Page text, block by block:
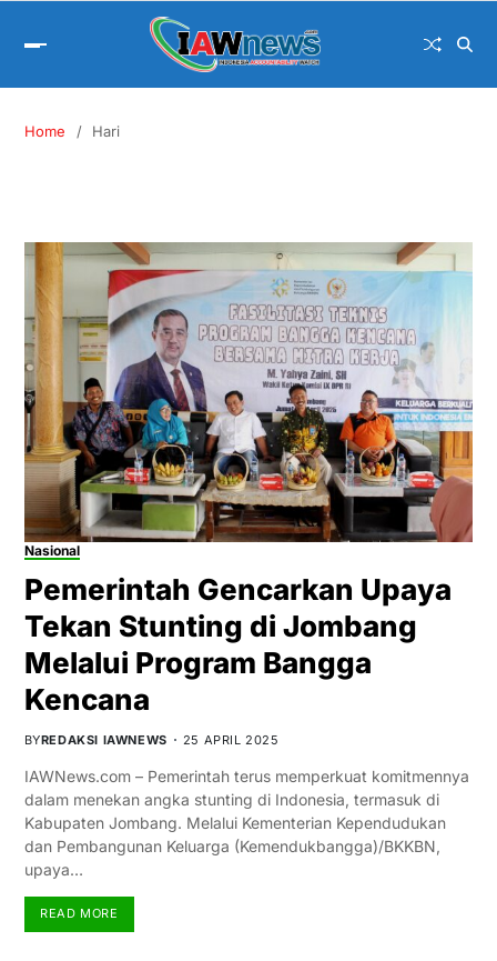
Home Hari
Nasional
Pemerintah Gencarkan Upaya
Tekan Stunting di Jombang
Melalui Program Bangga
Kencana
BYREDAKSI IAWNEWS 25 APRIL 2025
IAWNews.com – Pemerintah terus memperkuat komitmennya
dalam menekan angka stunting di Indonesia, termasuk di
Kabupaten Jombang. Melalui Kementerian Kependudukan
dan Pembangunan Keluarga (Kemendukbangga)/BKKBN,
upaya…
READ MORE